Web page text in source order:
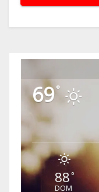
69°
88°
DOM